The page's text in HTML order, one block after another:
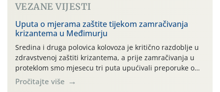
VEZANE VIJESTI
Uputa o mjerama zaštite tijekom zamračivanja
krizantema u Međimurju
Sredina i druga polovica kolovoza je kritično razdoblje u
zdravstvenoj zaštiti krizantema, a prije zamračivanja u
proteklom smo mjesecu tri puta upućivali preporuke o
preventivnim mjerama zaštite krizantema od najčešćih
uzročnika bolesti, štetnika i fito-fagnih grinja (23.7., 14.7.,
Pročitajte više